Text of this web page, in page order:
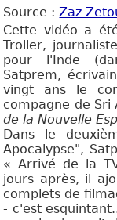
Source :Zaz
Cette vidéo a
Troller,
pour l'Inde
Satprem,
vingt ans le
compagne de
de la Nouvelle
Dans le
Apocalypse",
« Arrivé de la
jours après, il
complets de
- c'est